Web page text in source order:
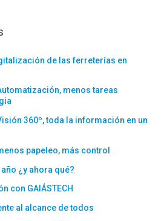
de las ferreterías en
menos tareas
360º, toda la información en un
papeleo, más control
¿y ahora qué?
con GAIÁSTECH
al alcance de todos